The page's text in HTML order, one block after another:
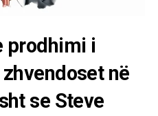
prodhimi i
në
se Steve